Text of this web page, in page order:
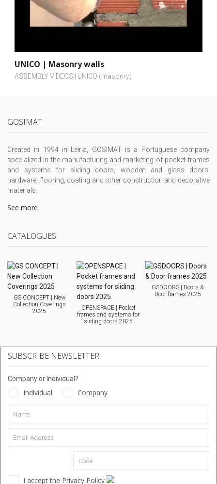
UNICO | Masonry walls
ASSEMBLY VIDEOS | UNICO (masonry)
GOSIMAT
Created in 1994 in Leiria, GOSIMAT is a Portuguese company
specialized in the manufacturing and marketing of pocket frames
and systems for sliding doors, wooden and glass doors,
hardware, flooring, coating and other construction and decorative
materials.
See more
CATALOGUES
GS CONCEPT | New
Collection Coverings
2025
OPENSPACE | Pocket
frames and systems for
sliding doors 2025
GSDOORS | Doors &
Door frames 2025
SUBSCRIBE NEWSLETTER
Company or Individual?
Individual Company
I accept the Privacy Policy